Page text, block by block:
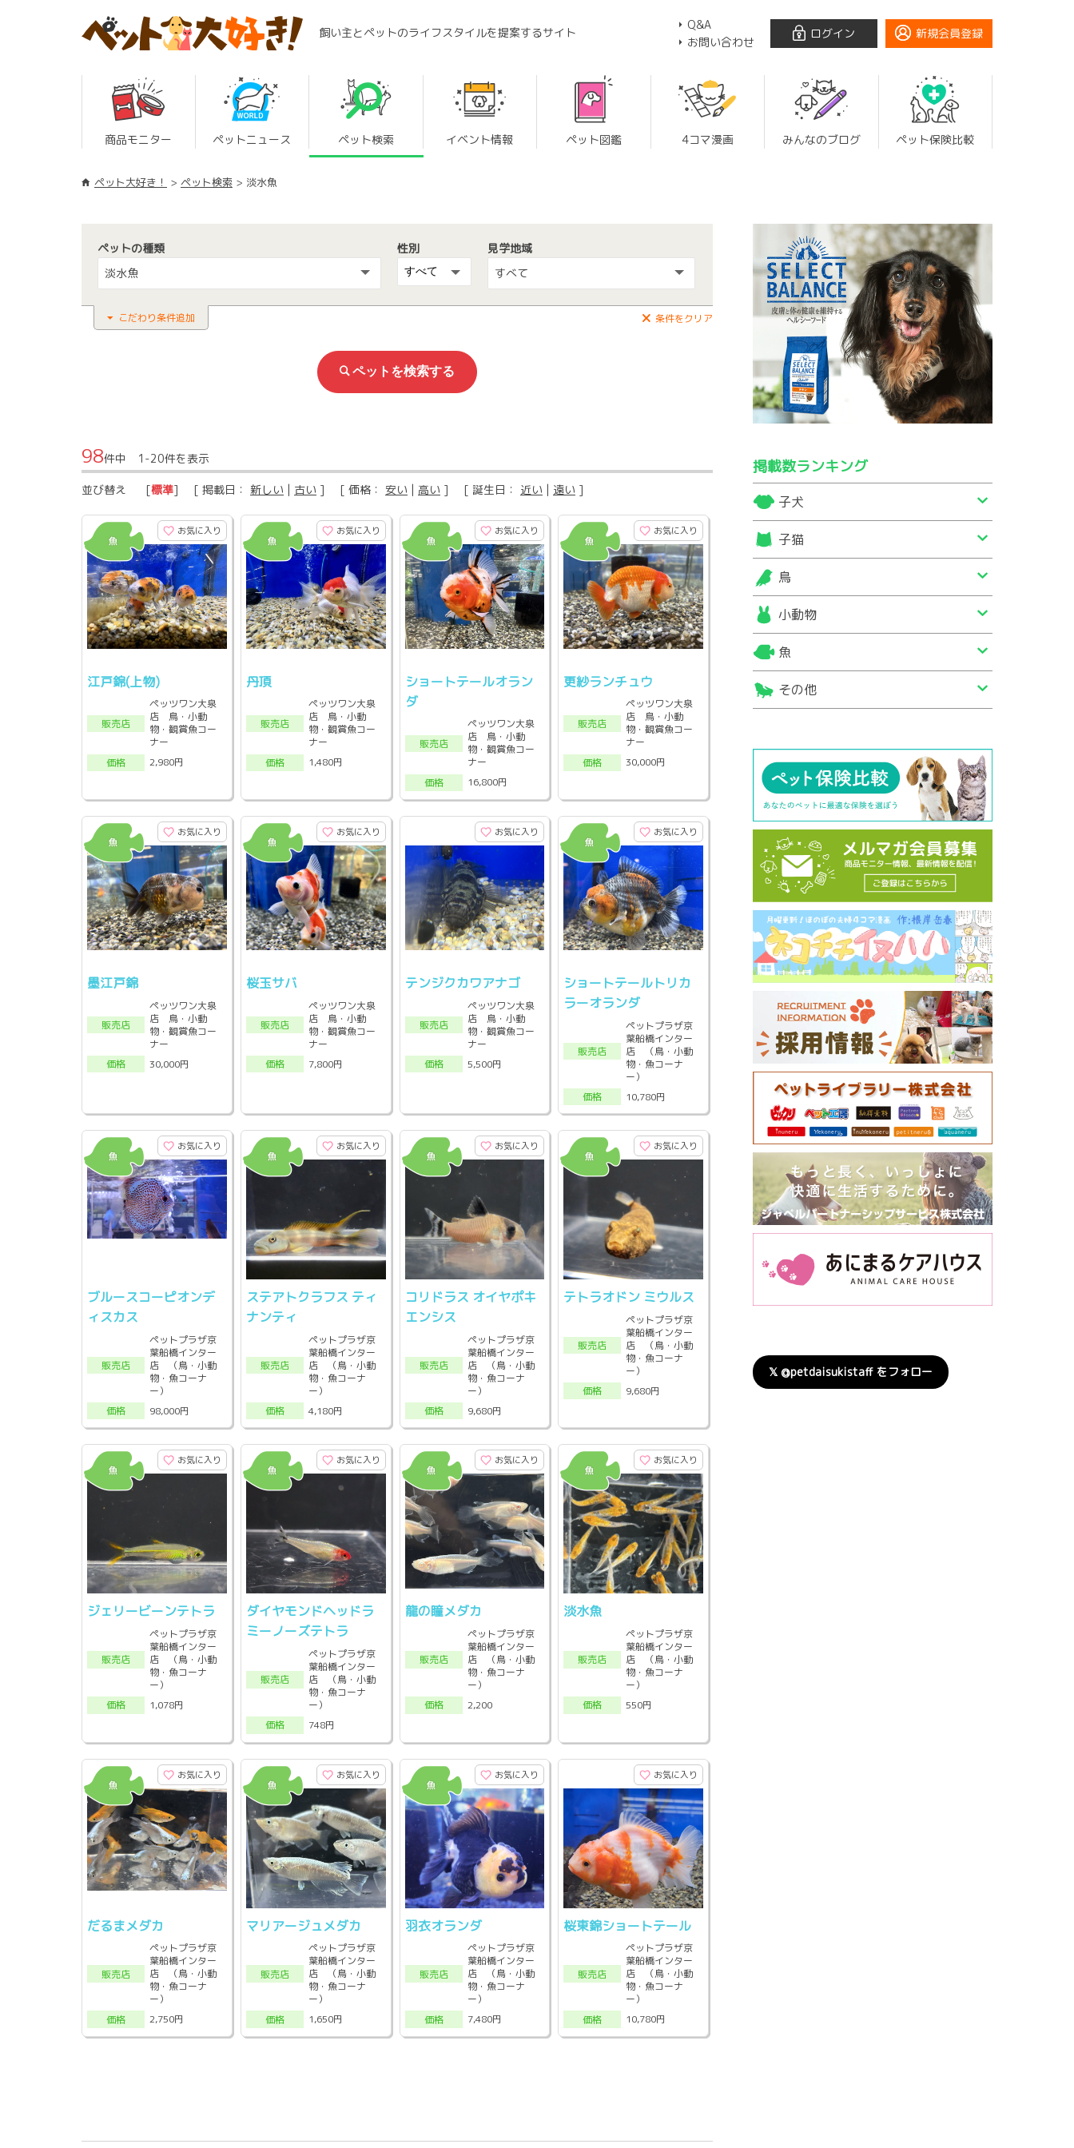
飼い主とペットのライフスタイルを提案するサイト
Q&A
お問い合わせ
ログイン 新規会員登録
商品モニター ペットニュース ペット検索 イベント情報 ペット図鑑 4コマ漫画 みんなのブログ ペット保険比較
ペット大好き！ ペット検索 淡水魚
ペットの種類
淡水魚
性別
見学地域
すべて
こだわり条件追加 条件をクリア
98件中 1-20件を表示
並び替え [標準] [ 掲載日： 新しい | 古い ] [ 価格： 安い | 高い ] [ 誕生日： 近い | 遠い ]
お気に入り
江戸錦(上物)
販売店
ペッツワン大泉
店 鳥・小動
物・観賞魚コー
ナー
価格
2,980円
お気に入り
丹頂
販売店
ペッツワン大泉
店 鳥・小動
物・観賞魚コー
ナー
価格
1,480円
お気に入り
ショートテールオラン
ダ
販売店
ペッツワン大泉
店 鳥・小動
物・観賞魚コー
ナー
価格
16,800円
お気に入り
更紗ランチュウ
販売店
ペッツワン大泉
店 鳥・小動
物・観賞魚コー
ナー
価格
30,000円
お気に入り
墨江戸錦
販売店
ペッツワン大泉
店 鳥・小動
物・観賞魚コー
ナー
価格
30,000円
お気に入り
桜玉サバ
販売店
ペッツワン大泉
店 鳥・小動
物・観賞魚コー
ナー
価格
7,800円
お気に入り
テンジクカワアナゴ
販売店
ペッツワン大泉
店 鳥・小動
物・観賞魚コー
ナー
価格
5,500円
お気に入り
ショートテールトリカ
ラーオランダ
販売店
ペットプラザ京
葉船橋インター
店 （鳥・小動
物・魚コーナ
ー）
価格
10,780円
お気に入り
ブルースコーピオンデ
ィスカス
販売店
ペットプラザ京
葉船橋インター
店 （鳥・小動
物・魚コーナ
ー）
価格
98,000円
お気に入り
ステアトクラフス ティ
ナンティ
販売店
ペットプラザ京
葉船橋インター
店 （鳥・小動
物・魚コーナ
ー）
価格
4,180円
お気に入り
コリドラス オイヤポキ
エンシス
販売店
ペットプラザ京
葉船橋インター
店 （鳥・小動
物・魚コーナ
ー）
価格
9,680円
お気に入り
テトラオドン ミウルス
販売店
ペットプラザ京
葉船橋インター
店 （鳥・小動
物・魚コーナ
ー）
価格
9,680円
お気に入り
ジェリービーンテトラ
販売店
ペットプラザ京
葉船橋インター
店 （鳥・小動
物・魚コーナ
ー）
価格
1,078円
お気に入り
ダイヤモンドヘッドラ
ミーノーズテトラ
販売店
ペットプラザ京
葉船橋インター
店 （鳥・小動
物・魚コーナ
ー）
価格
748円
お気に入り
龍の瞳メダカ
販売店
ペットプラザ京
葉船橋インター
店 （鳥・小動
物・魚コーナ
ー）
価格
2,200
お気に入り
淡水魚
販売店
ペットプラザ京
葉船橋インター
店 （鳥・小動
物・魚コーナ
ー）
価格
550円
お気に入り
だるまメダカ
販売店
ペットプラザ京
葉船橋インター
店 （鳥・小動
物・魚コーナ
ー）
価格
2,750円
お気に入り
マリアージュメダカ
販売店
ペットプラザ京
葉船橋インター
店 （鳥・小動
物・魚コーナ
ー）
価格
1,650円
お気に入り
羽衣オランダ
販売店
ペットプラザ京
葉船橋インター
店 （鳥・小動
物・魚コーナ
ー）
価格
7,480円
お気に入り
桜東錦ショートテール
販売店
ペットプラザ京
葉船橋インター
店 （鳥・小動
物・魚コーナ
ー）
価格
10,780円
掲載数ランキング
子犬
子猫
鳥
小動物
魚
その他
𝕏 @petdaisukistaff をフォロー